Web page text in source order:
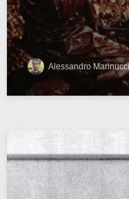
Alessandro Marinucci